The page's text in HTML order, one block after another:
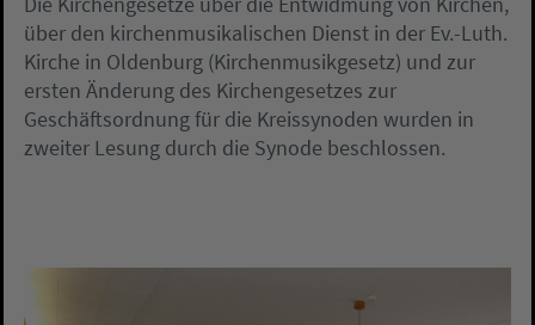
über den kirchenmusikalischen Dienst in der Ev.-Luth.
Kirche in Oldenburg (Kirchenmusikgesetz) und zur
ersten Änderung des Kirchengesetzes zur
Geschäftsordnung für die Kreissynoden wurden in
zweiter Lesung durch die Synode beschlossen.